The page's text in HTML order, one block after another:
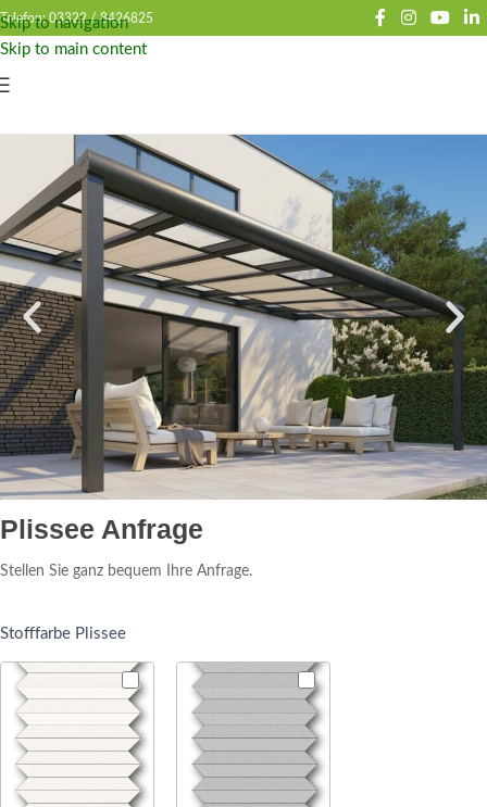
Skip to navigation
Skip to main content
Telefon: 03322 /8426825
Plissee
Anfrage
Plissee Anfrage
Stellen Sie ganz bequem Ihre Anfrage.
Stofffarbe Plissee